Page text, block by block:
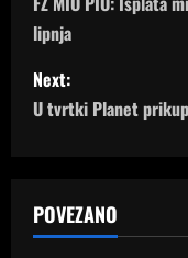
o
s
t
a
v
lipnja
Next:
U tvrtki Planet
POVEZANO